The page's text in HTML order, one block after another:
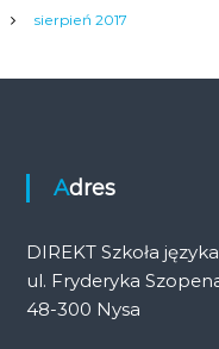
sierpień 2017
Adres
DIREKT Szkoła
ul. Fryderyka
48-300 Nysa